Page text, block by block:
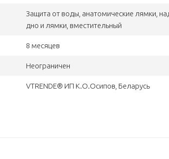
Защита от воды, анатомические лямки,
дно и лямки, вместительный
8 месяцев
Неограничен
VTRENDE® ИП К.О.Осипов, Беларусь